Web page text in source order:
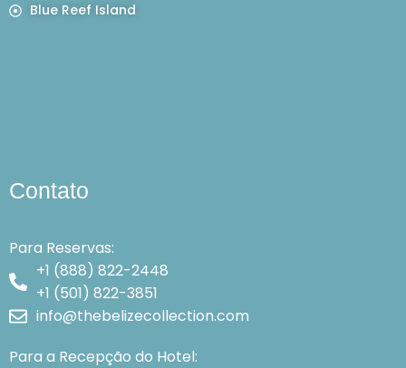
Blue Reef Island
Contato
Para Reservas:
+1 (888) 822-2448
+1 (501) 822-3851
info@thebelizecollection.com
Para a Recepção do Hotel: